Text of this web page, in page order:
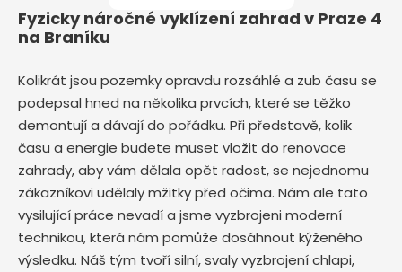
Fyzicky náročné vyklízení zahrad v Praze 4
na Braníku
Kolikrát jsou pozemky opravdu rozsáhlé a zub času se
podepsal hned na několika prvcích, které se těžko
demontují a dávají do pořádku. Při představě, kolik
času a energie budete muset vložit do renovace
zahrady, aby vám dělala opět radost, se nejednomu
zákazníkovi udělaly mžitky před očima. Nám ale tato
vysilující práce nevadí a jsme vyzbrojeni moderní
technikou, která nám pomůže dosáhnout kýženého
výsledku. Náš tým tvoří silní, svaly vyzbrojení chlapi,